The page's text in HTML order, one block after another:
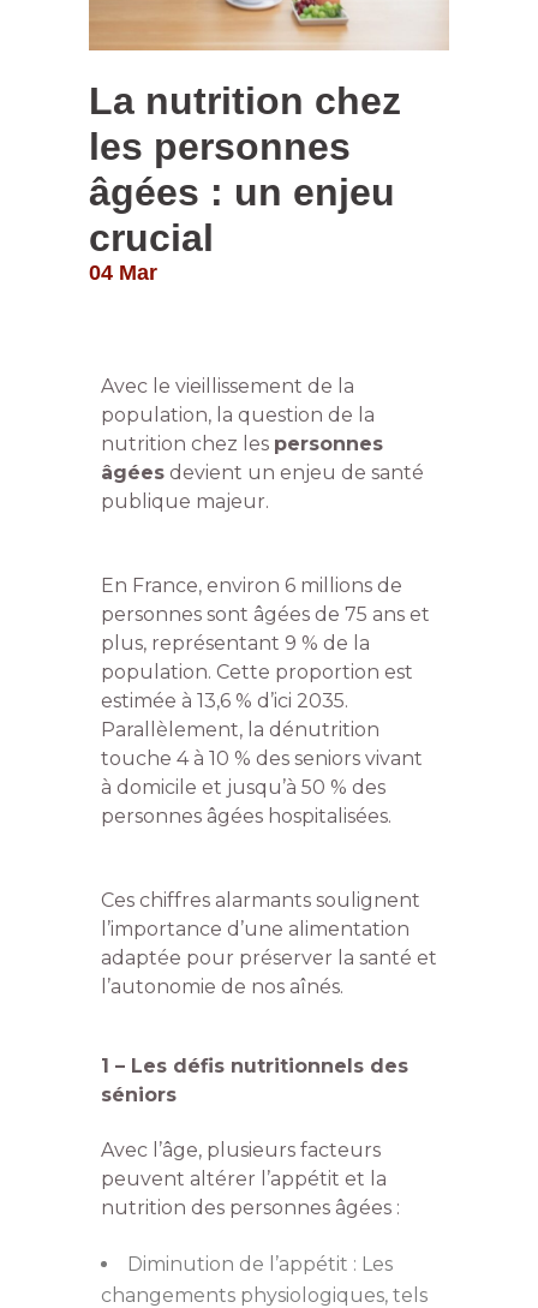
04 Mar
La nutrition chez
les personnes
âgées : un enjeu
crucial
Avec le vieillissement de la
population, la question de la
nutrition chez les personnes
âgées devient un enjeu de santé
publique majeur.
En France, environ 6 millions de
personnes sont âgées de 75 ans et
plus, représentant 9 % de la
population. Cette proportion est
estimée à 13,6 % d’ici 2035.
Parallèlement, la dénutrition
touche 4 à 10 % des seniors vivant
à domicile et jusqu’à 50 % des
personnes âgées hospitalisées.
Ces chiffres alarmants soulignent
l’importance d’une alimentation
adaptée pour préserver la santé et
l’autonomie de nos aînés.
1 – Les défis nutritionnels des
séniors
Avec l’âge, plusieurs facteurs
peuvent altérer l’appétit et la
nutrition des personnes âgées :
Diminution de l’appétit : Les
changements physiologiques, tels